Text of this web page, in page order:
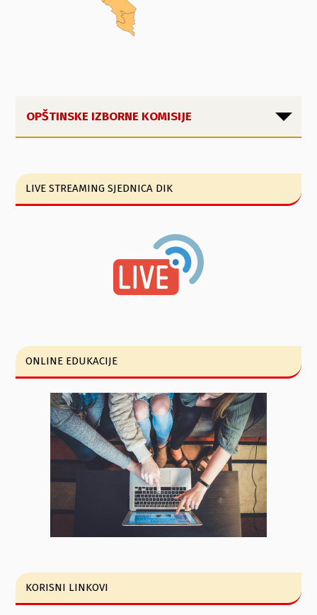
OPŠTINSKE IZBORNE KOMISIJE
LIVE STREAMING SJEDNICA DIK
ONLINE EDUKACIJE
KORISNI LINKOVI